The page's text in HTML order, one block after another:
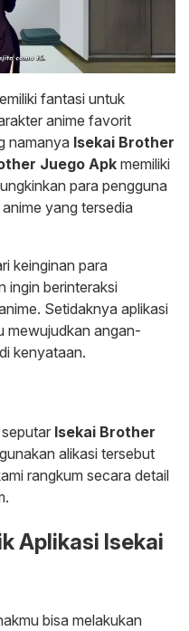
fantasi untuk
anime favorit
namanya Isekai Brother
Juego Apk memiliki
para pengguna
yang tersedia
keinginan para
ingin berinteraksi
Setidaknya aplikasi
mewujudkan angan-
kenyataan.
Isekai Brother
alikasi tersebut
rangkum secara detail
Aplikasi Isekai
bisa melakukan